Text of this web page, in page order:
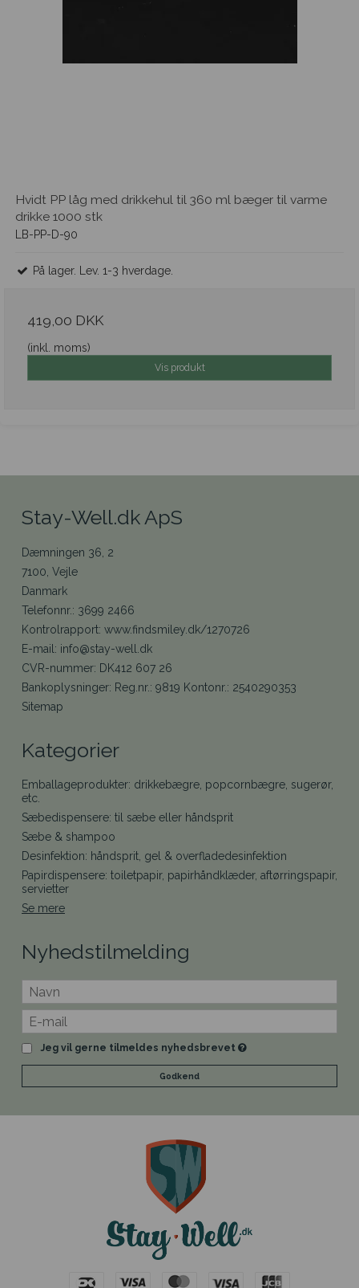
Hvidt PP låg med drikkehul til 360 ml bæger til varme
drikke 1000 stk
LB-PP-D-90
På lager. Lev. 1-3 hverdage.
419,00 DKK
(inkl. moms)
Vis produkt
Stay-Well.dk ApS
Dæmningen 36, 2
7100, Vejle
Danmark
Telefonnr.: 3699 2466
Kontrolrapport: www.findsmiley.dk/1270726
E-mail : info@stay-well.dk
CVR-nummer: DK412 607 26
Bankoplysninger: Reg.nr.: 9819 Kontonr.: 2540290353
Sitemap
Kategorier
Emballageprodukter: drikkebægre, popcornbægre, sugerør,
etc.
Sæbedispensere: til sæbe eller håndsprit
Sæbe & shampoo
Desinfektion: håndsprit, gel & overfladedesinfektion
Papirdispensere: toiletpapir, papirhåndklæder, aftørringspapir,
servietter
Se mere
Nyhedstilmelding
Jeg vil gerne tilmeldes nyhedsbrevet
Godkend